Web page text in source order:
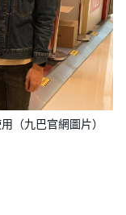
（九巴官網圖片）